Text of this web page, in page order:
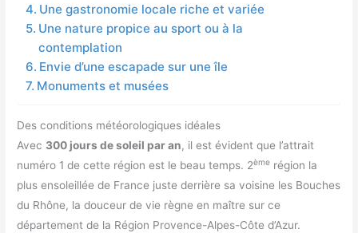
Une gastronomie locale riche et variée
Une nature propice au sport ou à la
contemplation
Envie d’une escapade sur une île
Monuments et musées
Des conditions météorologiques idéales
Avec 300 jours de soleil par an, il est évident que l’attrait
numéro 1 de cette région est le beau temps. 2ème région la
plus ensoleillée de France juste derrière sa voisine les Bouches
du Rhône, la douceur de vie règne en maître sur ce
département de la Région Provence-Alpes-Côte d’Azur.